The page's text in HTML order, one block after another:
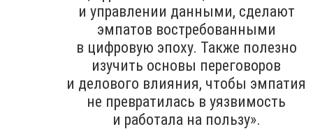
и управлении данными, сделают
эмпатов востребованными
в цифровую эпоху. Также полезно
изучить основы переговоров
и делового влияния, чтобы эмпатия
не превратилась в уязвимость
и работала на пользу».